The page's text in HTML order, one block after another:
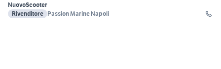
NuovoScooter
Rivenditore Passion Marine Napoli